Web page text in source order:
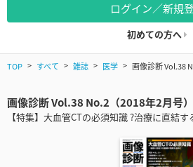
ログイン／新規
初めての方へ
TOP すべて 雑誌 医学 画像診断 Vol.38
画像診断 Vol.38 No.2（2018年2月号）
【特集】大血管CTの必須知識 ?治療に直結